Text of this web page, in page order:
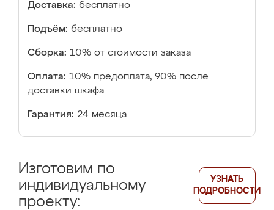
Доставка: бесплатно
Подъём: бесплатно
Сборка: 10% от стоимости заказа
Оплата: 10% предоплата, 90% после
доставки шкафа
Гарантия: 24 месяца
Изготовим по
индивидуальному
проекту:
УЗНАТЬ
ПОДРОБНОСТИ